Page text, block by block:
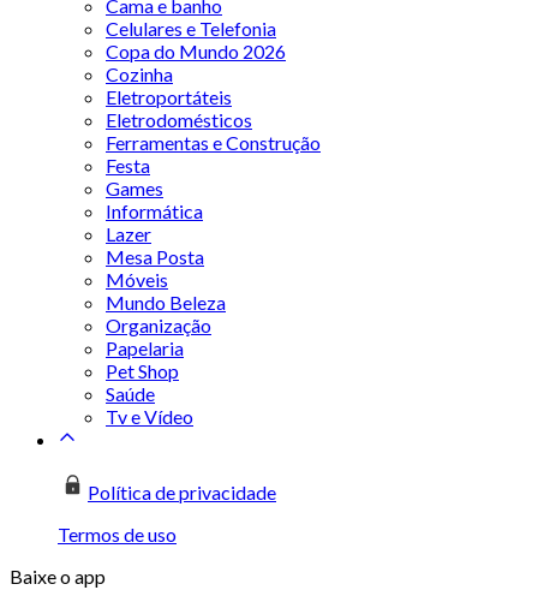
Cama e banho
Celulares e Telefonia
Copa do Mundo 2026
Cozinha
Eletroportáteis
Eletrodomésticos
Ferramentas e Construção
Festa
Games
Informática
Lazer
Mesa Posta
Móveis
Mundo Beleza
Organização
Papelaria
Pet Shop
Saúde
Tv e Vídeo
Política de privacidade
Termos de uso
Baixe o app